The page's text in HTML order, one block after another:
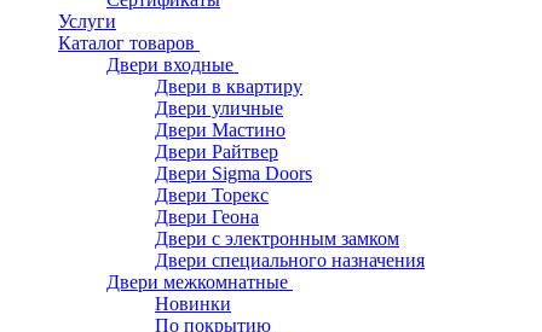
Услуги
Каталог товаров
Двери входные
Двери в квартиру
Двери уличные
Двери Мастино
Двери Райтвер
Двери Sigma Doors
Двери Торекс
Двери Геона
Двери с электронным замком
Двери специального назначения
Двери межкомнатные
Новинки
По покрытию